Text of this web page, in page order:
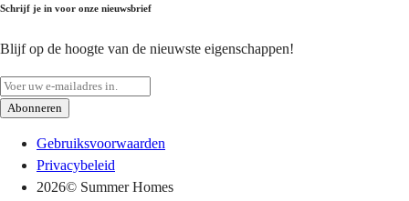
Schrijf je in voor onze nieuwsbrief
Blijf op de hoogte van de nieuwste eigenschappen!
Abonneren
Gebruiksvoorwaarden
Privacybeleid
2026© Summer Homes